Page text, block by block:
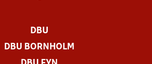
DBU
DBU BORNHOLM